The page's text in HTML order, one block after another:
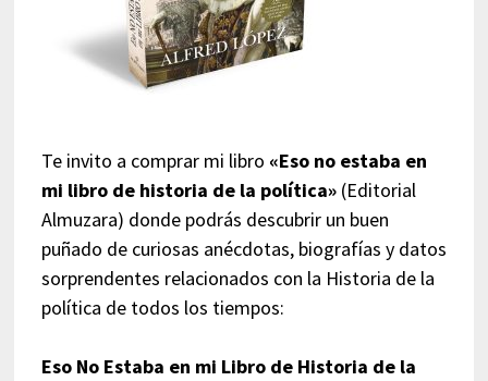
Te invito a comprar mi libro «Eso no estaba en
mi libro de historia de la política»(Editorial
Almuzara) donde podrás descubrir un buen
puñado de curiosas anécdotas, biografías y datos
sorprendentes relacionados con la Historia de la
política de todos los tiempos:
Eso No Estaba en mi Libro de Historia de la